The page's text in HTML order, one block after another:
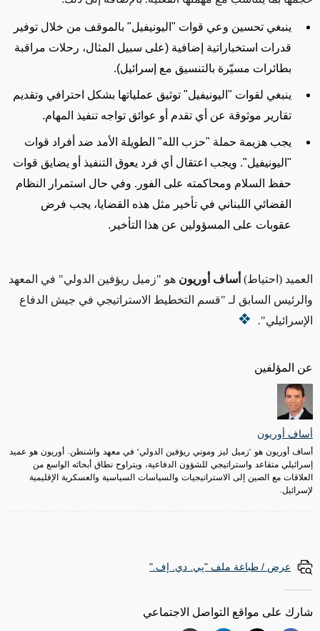
عن المؤلفين
أساف أوريون
أساف أوريون هو "زميل ليز وموني ريؤفين الدولي" في معهد واشنطن. أوريون هو عميد
إسرائيلي متقاعد واستراتيجي للشؤون الدفاعية، ويتراوح نطاق أبحاثه الواسع من
العلاقات مع الصين إلى الاستراتيجيات والسياسات السياسية والعسكرية الإقليمية
لإسرائيل.
ينبغي تحسين وعي قوات " اليونيفيل" بالموقف من خلال توفير
قدرات استخباراتية إضافية (على سبيل المثال، رحلات مراقبة
بطائرات مسيّرة بالتنسيق مع إسرائيل).
ينبغي لقوات "اليونيفيل" توثيق عملياتها بشكل احترافي وتقديم
تقارير موثوقة عن أي تقدم أو عوائق تواجه تنفيذ المهام.
يجب هزيمة حملة "حزب الله" الطويلة الأمد ضد أفراد قوات
"اليونيفيل". ويجب اعتقال أي فرد يعوق التنفيذ أو يضايق قوات
حفظ السلام ومحاكمته على الفور. وفي حال استمرار النظام
القضائي اللبناني في تأخير مثل هذه القضايا، يجب فرض
عقوبات على المسؤولين عن هذا التأخير.
العميد (احتياط) أساف أوريون هو "زميل ريؤفين الدولي" في المعهد
والرئيس السابق لـ "قسم التخطيط الاستراتيجي في جيش الدفاع
الإسرائيلي"
.
عرض / طباعة ملف "پي. دي. إف."
شارك على مواقع التواصل الاجتماعي